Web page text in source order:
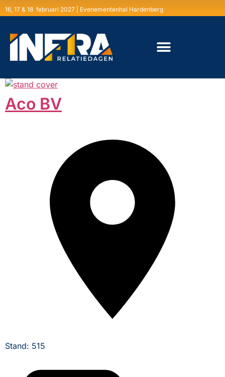
16, 17 & 18 februari 2027 | Evenementenhal Hardenberg
Aco BV
Stand: 515